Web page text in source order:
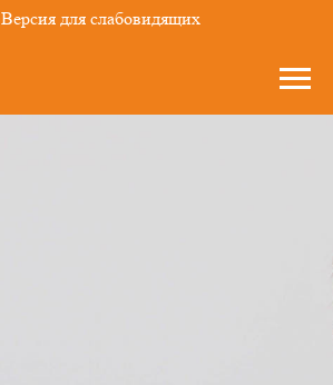
Версия для слабовидящих